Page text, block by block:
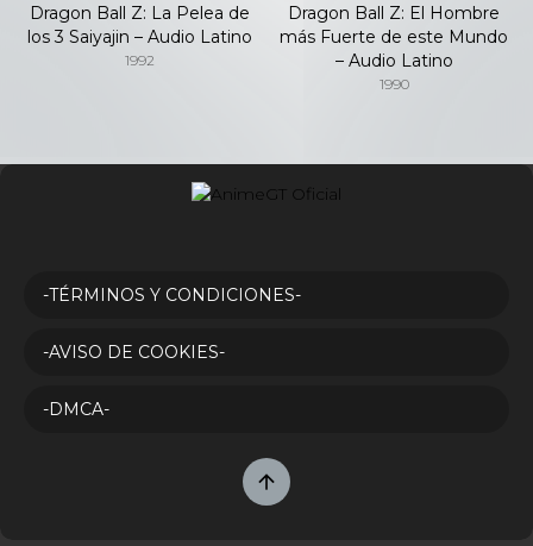
Dragon Ball Z: La Pelea de
los 3 Saiyajin – Audio Latino
1992
Dragon Ball Z: El Hombre
más Fuerte de este Mundo
– Audio Latino
1990
-TÉRMINOS Y CONDICIONES-
-AVISO DE COOKIES-
-DMCA-